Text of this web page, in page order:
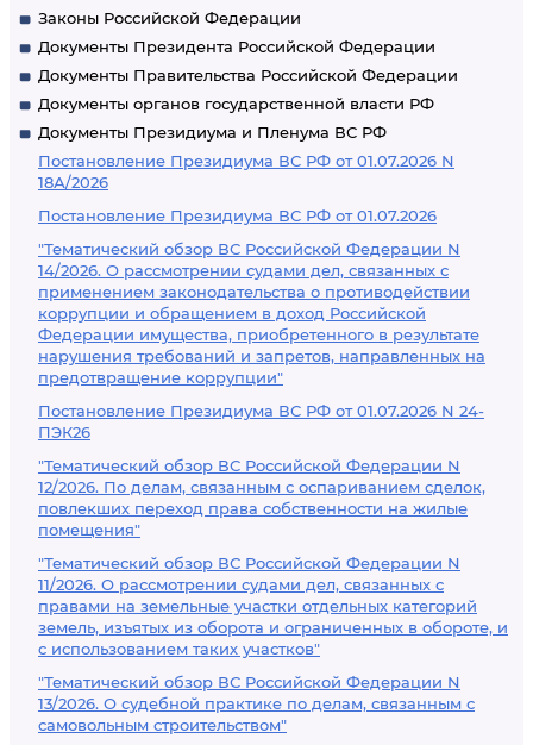
Законы Российской Федерации
Документы Президента Российской Федерации
Документы Правительства Российской Федерации
Документы органов государственной власти РФ
Документы Президиума и Пленума ВС РФ
Постановление Президиума ВС РФ от 01.07.2026 N
18А/2026
Постановление Президиума ВС РФ от 01.07.2026
"Тематический обзор ВС Российской Федерации N
14/2026. О рассмотрении судами дел, связанных с
применением законодательства о противодействии
коррупции и обращением в доход Российской
Федерации имущества, приобретенного в результате
нарушения требований и запретов, направленных на
предотвращение коррупции"
Постановление Президиума ВС РФ от 01.07.2026 N 24-
ПЭК26
"Тематический обзор ВС Российской Федерации N
12/2026. По делам, связанным с оспариванием сделок,
повлекших переход права собственности на жилые
помещения"
"Тематический обзор ВС Российской Федерации N
11/2026. О рассмотрении судами дел, связанных с
правами на земельные участки отдельных категорий
земель, изъятых из оборота и ограниченных в обороте, и
с использованием таких участков"
"Тематический обзор ВС Российской Федерации N
13/2026. О судебной практике по делам, связанным с
самовольным строительством"